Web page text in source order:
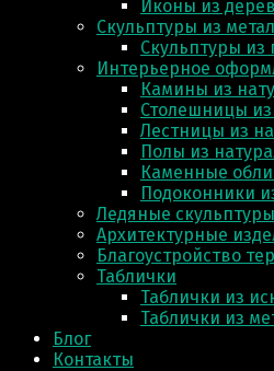
Иконы из
Скульптуры из
Скульптуры из
Интерьерное
Камины из
Столешницы из
Лестницы из
Полы из
Каменные
Подоконники
Ледяные скульптуры
Архитектурные
Благоустройство
Таблички
Таблички из
Таблички из
Блог
Контакты